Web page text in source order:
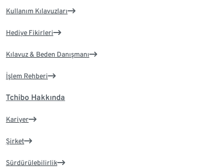
Kullanım Kılavuzları
Hediye Fikirleri
Kılavuz & Beden Danışmanı
İşlem Rehberi
Tchibo Hakkında
Kariyer
Şirket
Sürdürülebilirlik